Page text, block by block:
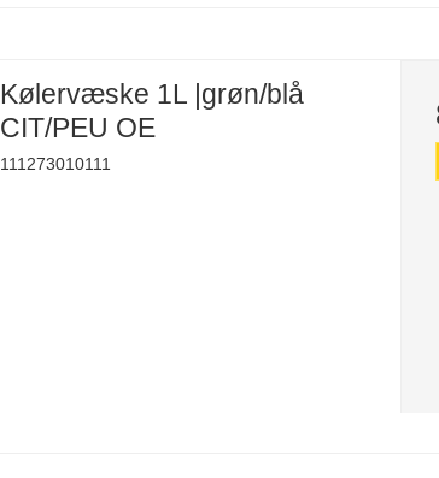
Kølervæske 1L |grøn/blå
CIT/PEU OE
111273010111